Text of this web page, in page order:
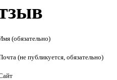
(обязательно)
(не публикуется, обязательно)